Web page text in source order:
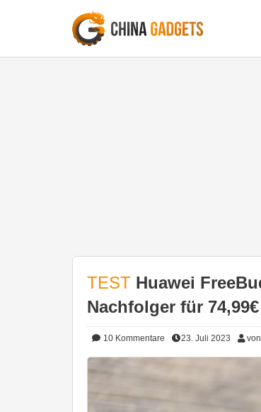
TEST Huawei
Nachfolger für 74,99€
10 Kommentare 23. Juli 2023